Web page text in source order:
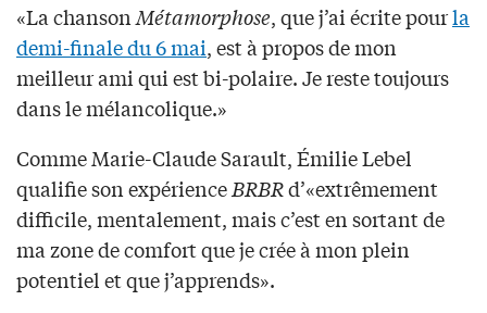
«La chansonMétamorphose, que j’ai écrite pourla
demi-finale du 6 mai, est à propos de mon
meilleur ami qui est bi-polaire. Je reste toujours
dans le mélancolique.»
Comme Marie-Claude Sarault, Émilie Lebel
qualifie son expérienceBRBRd’«extrêmement
difficile, mentalement, mais c’est en sortant de
ma zone de comfort que je crée à mon plein
potentiel et que j’apprends».